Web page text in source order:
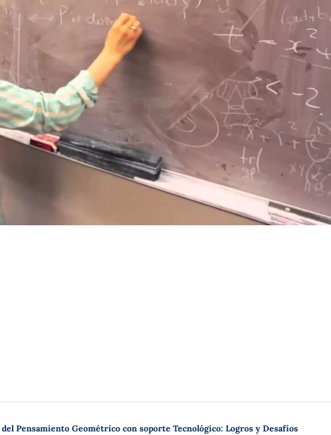
Pensamiento Geométrico con soporte Tecnológico: Logros y Desafíos